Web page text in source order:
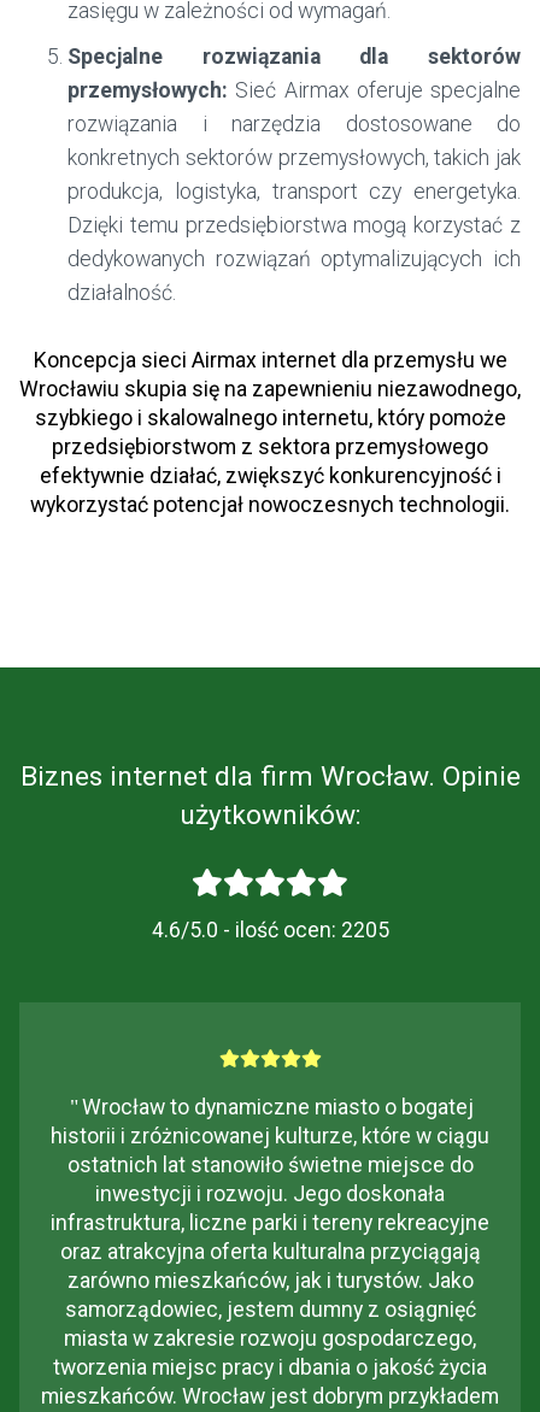
zasięgu w zależności od wymagań.
Specjalne rozwiązania dla sektorów
przemysłowych: Sieć Airmax oferuje specjalne
rozwiązania i narzędzia dostosowane do
konkretnych sektorów przemysłowych, takich jak
produkcja, logistyka, transport czy energetyka.
Dzięki temu przedsiębiorstwa mogą korzystać z
dedykowanych rozwiązań optymalizujących ich
działalność.
Koncepcja sieci Airmax internet dla przemysłu we
Wrocławiu skupia się na zapewnieniu niezawodnego,
szybkiego i skalowalnego internetu, który pomoże
przedsiębiorstwom z sektora przemysłowego
efektywnie działać, zwiększyć konkurencyjność i
wykorzystać potencjał nowoczesnych technologii.
Biznes internet dla firm Wrocław. Opinie
użytkowników:
4.6/5.0 - ilość ocen: 2205
"Wrocław to dynamiczne miasto o bogatej
historii i zróżnicowanej kulturze, które w ciągu
ostatnich lat stanowiło świetne miejsce do
inwestycji i rozwoju. Jego doskonała
infrastruktura, liczne parki i tereny rekreacyjne
oraz atrakcyjna oferta kulturalna przyciągają
zarówno mieszkańców, jak i turystów. Jako
samorządowiec, jestem dumny z osiągnięć
miasta w zakresie rozwoju gospodarczego,
tworzenia miejsc pracy i dbania o jakość życia
mieszkańców. Wrocław jest dobrym przykładem